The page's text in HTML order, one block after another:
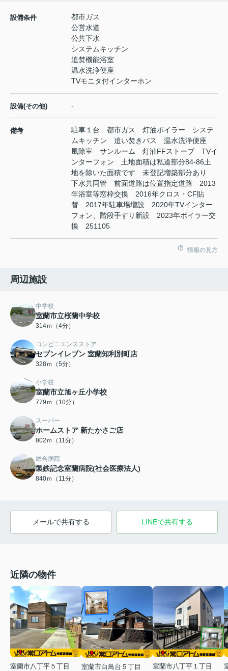
設備条件
都市ガス
公営水道
公共下水
システムキッチン
追焚機能浴室
温水洗浄便座
TVモニタ付インターホン
設備(その他) -
備考
駐車１台 都市ガス 灯油ボイラー システ
ムキッチン 追い焚きバス 温水洗浄便座
風除室 サンルーム 灯油FFストーブ TVイ
ンターフォン 土地面積は私道部分84-86土
地を除いた面積です 未登記増築部分あり
下水共同管 前面道路は位置指定道路 2013
年浴室等窓枠交換 2016年クロス・CF貼
替 2017年駐車場増設 2020年TVインター
フォン、階段手すり新設 2023年ボイラー交
換 251105
情報の見方
周辺施設
中学校
室蘭市立桜蘭中学校
314ｍ（4分）
コンビニエンスストア
セブンイレブン 室蘭知利別町店
328ｍ（5分）
小学校
室蘭市立旭ヶ丘小学校
779ｍ（10分）
スーパー
ホームストア 新たかさご店
802ｍ（11分）
総合病院
製鉄記念室蘭病院(社会医療法人)
840ｍ（11分）
メールで共有する LINEで共有する
近隣の物件
室蘭市八丁平５丁目
室蘭市白鳥台５丁目
室蘭市八丁平１丁目